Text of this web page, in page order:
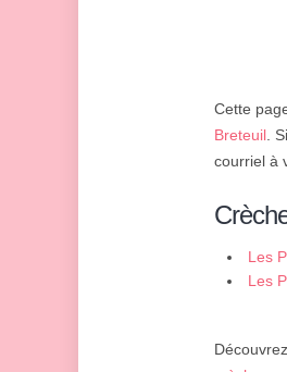
Cette
Breteuil.
courriel à
Les
Les